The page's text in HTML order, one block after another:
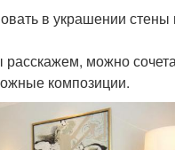
в украшении стены
можно
композиции.